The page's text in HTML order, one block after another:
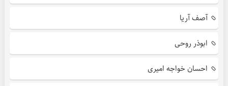
آصف آریا
ابوذر روحی
احسان خواجه امیری